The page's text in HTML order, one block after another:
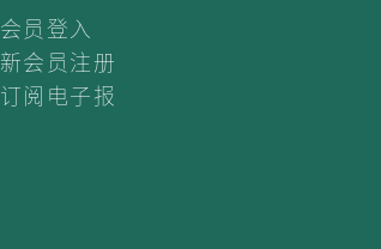
会员登入
新会员注册
订阅电子报